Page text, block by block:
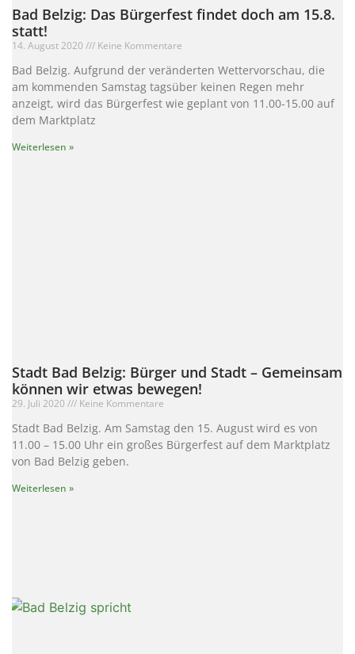
Bad Belzig: Das Bürgerfest findet doch am 15.8.
statt!
14. August 2020 Keine Kommentare
Bad Belzig. Aufgrund der veränderten Wettervorschau, die
am kommenden Samstag tagsüber keinen Regen mehr
anzeigt, wird das Bürgerfest wie geplant von 11.00-15.00 auf
dem Marktplatz
Weiterlesen »
Stadt Bad Belzig: Bürger und Stadt – Gemeinsam
können wir etwas bewegen!
29. Juli 2020 Keine Kommentare
Stadt Bad Belzig. Am Samstag den 15. August wird es von
11.00 – 15.00 Uhr ein großes Bürgerfest auf dem Marktplatz
von Bad Belzig geben.
Weiterlesen »